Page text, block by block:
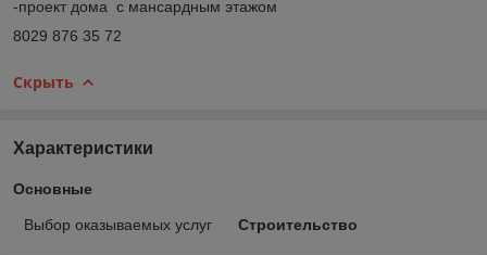
-проект дома с мансардным этажом
8029 876 35 72
Скрыть
Характеристики
Основные
Выбор оказываемых услуг Строительство